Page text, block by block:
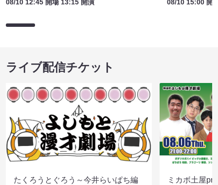
08/10 12:45 開場 13:15 開演
08/10 15:00 開
ライブ配信チケット
たくろうとぐろう～今井らいぱち編
ミカボ土屋